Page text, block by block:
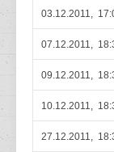
03.12.2011,
07.12.2011,
09.12.2011,
10.12.2011,
27.12.2011,